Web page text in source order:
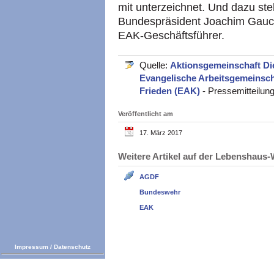
mit unterzeichnet. Und dazu
Bundespräsident Joachim
EAK-Geschäftsführer.
Quelle: Aktionsgemeinschaft
Evangelische
Frieden (EAK) -
Veröffentlicht am
17. März 2017
Weitere Artikel auf der
AGDF
Bundeswehr
EAK
Impressum / Datenschutz